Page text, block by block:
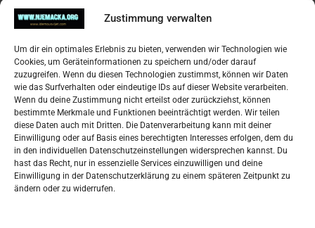
Zustimmung verwalten
Um dir ein optimales Erlebnis zu bieten, verwenden wir Technologien wie
Cookies, um Geräteinformationen zu speichern und/oder darauf
zuzugreifen. Wenn du diesen Technologien zustimmst, können wir Daten
wie das Surfverhalten oder eindeutige IDs auf dieser Website verarbeiten.
Wenn du deine Zustimmung nicht erteilst oder zurückziehst, können
bestimmte Merkmale und Funktionen beeinträchtigt werden. Wir teilen
diese Daten auch mit Dritten. Die Datenverarbeitung kann mit deiner
Einwilligung oder auf Basis eines berechtigten Interesses erfolgen, dem du
in den individuellen Datenschutzeinstellungen widersprechen kannst. Du
hast das Recht, nur in essenzielle Services einzuwilligen und deine
Einwilligung in der Datenschutzerklärung zu einem späteren Zeitpunkt zu
ändern oder zu widerrufen.
Pregled
Datenschutzerklärung
Widerufsbelehrung
Oglašavanje / Postavite svoj oglas
Tko je “Idemo u Svijet – Njemačka?
Pretražite stranicu:
S